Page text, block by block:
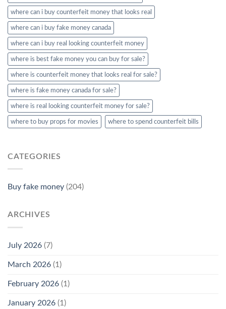
where can i buy counterfeit money that looks real
where can i buy fake money canada
where can i buy real looking counterfeit money​
where is best fake money you can buy​ for sale?
where is counterfeit money that looks real for sale?
where is fake money canada for sale?
where is real looking counterfeit money​ for sale?
where to buy props for movies​ where to spend counterfeit bills​
CATEGORIES
Buy fake money (204)
ARCHIVES
July 2026 (7)
March 2026 (1)
February 2026 (1)
January 2026 (1)